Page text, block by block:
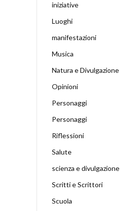
iniziative
Luoghi
manifestazioni
Musica
Natura e Divulgazione
Opinioni
Personaggi
Personaggi
Riflessioni
Salute
scienza e divulgazione
Scritti e Scrittori
Scuola